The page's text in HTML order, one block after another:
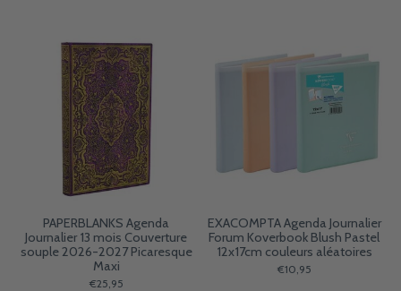
PAPERBLANKS Agenda
Journalier 13 mois Couverture
souple 2026-2027 Picaresque
Maxi
€25,95
EXACOMPTA Agenda Journalier
Forum Koverbook Blush Pastel
12x17cm couleurs aléatoires
€10,95